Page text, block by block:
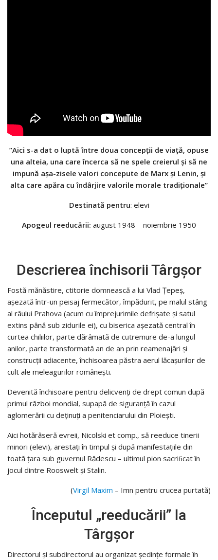
”Aici s-a dat o luptă între doua concepții de viață, opuse
una alteia, una care încerca să ne spele creierul și să ne
impună așa-zisele valori concepute de Marx și Lenin, și
alta care apăra cu îndârjire valorile morale tradiționale”
Destinată pentru: elevi
Apogeul reeducării: august 1948 – noiembrie 1950
Descrierea închisorii Târgşor
Fostă mănăstire, ctitorie domnească a lui Vlad Ţepeş,
aşezată într-un peisaj fermecător, împădurit, pe malul stâng
al râului Prahova (acum cu împrejurimile defrişate şi satul
extins până sub zidurile ei), cu biserica aşezată central în
curtea chiliilor, parte dărâmată de cutremure de-a lungul
anilor, parte transformată an de an prin reamenajări şi
construcţii adiacente, închisoarea păstra aerul lăcaşurilor de
cult ale meleagurilor româneşti.
Devenită închisoare pentru delicvenţi de drept comun după
primul război mondial, supapă de siguranţă în cazul
aglomerării cu deţinuţi a penitenciarului din Ploieşti.
Aici hotărâseră evreii, Nicolski et comp., să reeduce tinerii
minori (elevi), arestaţi în timpul şi după manifestaţiile din
toată ţara sub guvernul Rădescu – ultimul pion sacriﬁcat în
jocul dintre Rooswelt şi Stalin.
(Virgil Maxim – Imn pentru crucea purtată)
Începutul „reeducării” la
Târgşor
Directorul şi subdirectorul au organizat şedinţe formale în